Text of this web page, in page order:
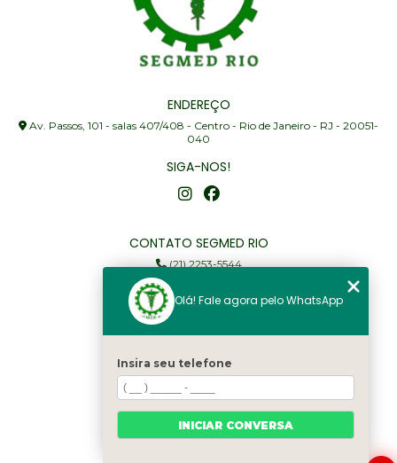
ENDEREÇO
Av. Passos, 101 - salas 407/408 - Centro - Rio de Janeiro - RJ - 20051-
040
SIGA-NOS!
CONTATO SEGMED RIO
(21) 2253-5544
(21) 97905-3352
segmed@segmedrio.com.br
MENU
Home
Institucional
Serviços
Olá! Fale agora pelo WhatsApp
Insira seu telefone
INICIAR CONVERSA